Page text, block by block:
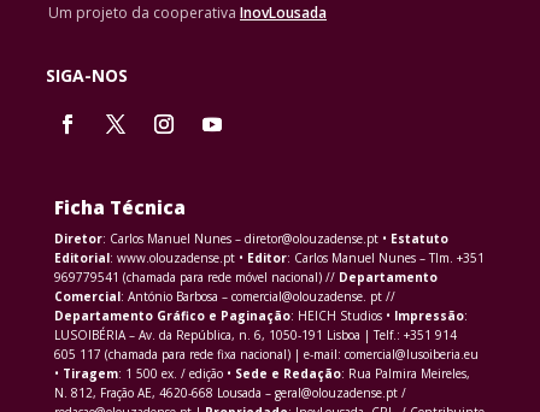
Um projeto da cooperativa InovLousada
SIGA-NOS
Ficha Técnica
Diretor: Carlos Manuel Nunes – diretor@olouzadense.pt • Estatuto
Editorial: www.olouzadense.pt • Editor: Carlos Manuel Nunes – Tlm. +351
969779541 (chamada para rede móvel nacional) // Departamento
Comercial: António Barbosa – comercial@olouzadense. pt //
Departamento Gráfico e Paginação: HEICH Studios • Impressão:
LUSOIBÉRIA – Av. da República, n. 6, 1050-191 Lisboa | Telf.: +351 914
605 117 (chamada para rede fixa nacional) | e-mail: comercial@lusoiberia.eu
• Tiragem: 1 500 ex. / edição • Sede e Redação: Rua Palmira Meireles,
N. 812, Fração AE, 4620-668 Lousada – geral@olouzadense.pt /